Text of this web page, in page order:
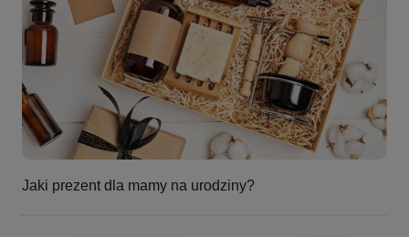
Jaki prezent dla mamy na urodziny?